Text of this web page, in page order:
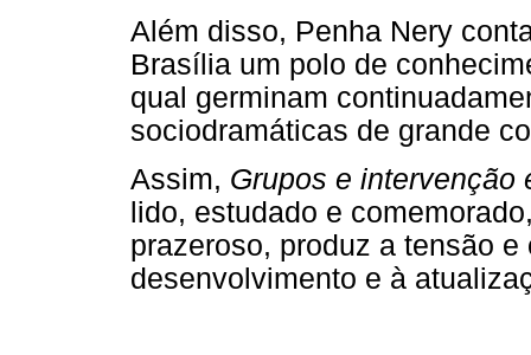
Além disso, Penha Nery
Brasília um polo de
qual germinam
sociodramáticas de grande
Assim, Grupos e intervenção
lido, estudado e
prazeroso, produz a tensão
desenvolvimento e à